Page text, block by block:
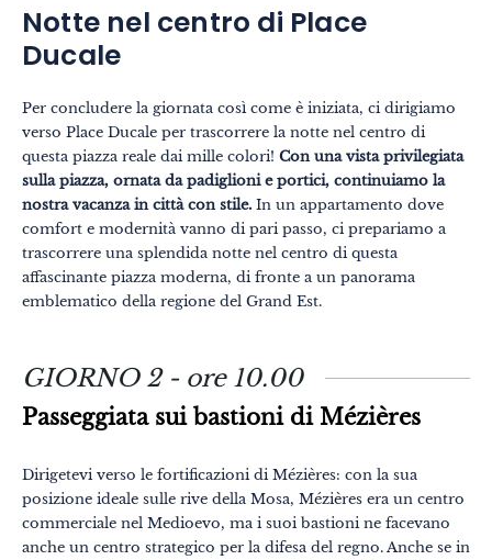
Notte nel centro di Place
Ducale
Per concludere la giornata così come è iniziata, ci dirigiamo
verso Place Ducale per trascorrere la notte nel centro di
questa piazza reale dai mille colori! Con una vista privilegiata
sulla piazza, ornata da padiglioni e portici, continuiamo la
nostra vacanza in città con stile. In un appartamento dove
comfort e modernità vanno di pari passo, ci prepariamo a
trascorrere una splendida notte nel centro di questa
affascinante piazza moderna, di fronte a un panorama
emblematico della regione del Grand Est.
GIORNO 2 - ore 10.00
Passeggiata sui bastioni di Mézières
Dirigetevi verso le fortificazioni di Mézières: con la sua
posizione ideale sulle rive della Mosa, Mézières era un centro
commerciale nel Medioevo, ma i suoi bastioni ne facevano
anche un centro strategico per la difesa del regno. Anche se in